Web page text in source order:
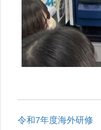
令和7年度海外研